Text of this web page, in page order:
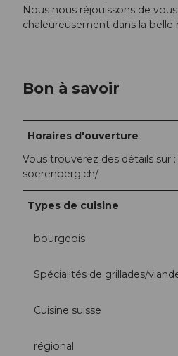
Nous nous réjouissons de
chaleureusement dans la
Bon à savoir
Horaires d'ouverture
Vous trouverez des détails sur
soerenberg.ch/
Types de cuisine
bourgeois
Spécialités de grillades/
Cuisine suisse
régional